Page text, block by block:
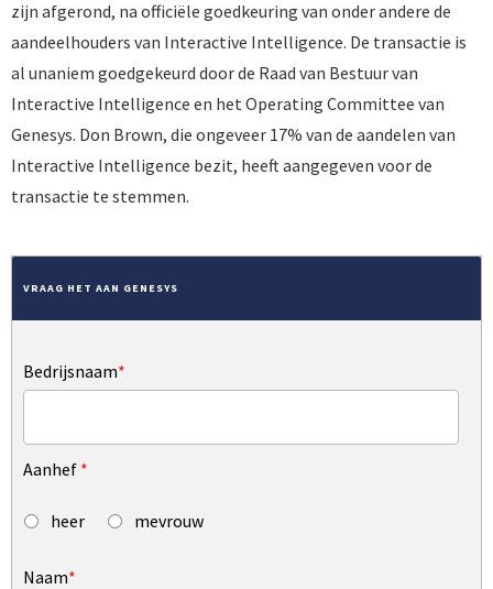
zijn afgerond, na officiële goedkeuring van onder andere de
aandeelhouders van Interactive Intelligence. De transactie is
al unaniem goedgekeurd door de Raad van Bestuur van
Interactive Intelligence en het Operating Committee van
Genesys. Don Brown, die ongeveer 17% van de aandelen van
Interactive Intelligence bezit, heeft aangegeven voor de
transactie te stemmen.
VRAAG HET AAN GENESYS
Bedrijsnaam*
Aanhef *
heer mevrouw
Naam*